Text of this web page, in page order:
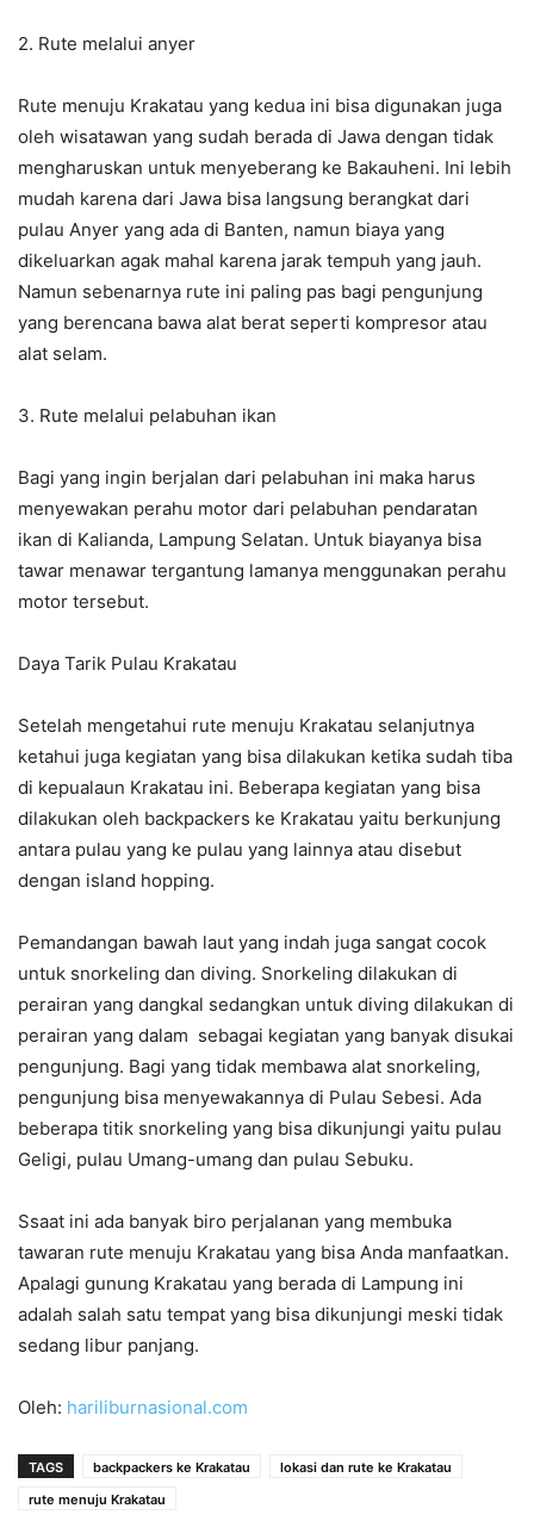
2. Rute melalui anyer
Rute menuju Krakatau yang kedua ini bisa digunakan juga
oleh wisatawan yang sudah berada di Jawa dengan tidak
mengharuskan untuk menyeberang ke Bakauheni. Ini lebih
mudah karena dari Jawa bisa langsung berangkat dari
pulau Anyer yang ada di Banten, namun biaya yang
dikeluarkan agak mahal karena jarak tempuh yang jauh.
Namun sebenarnya rute ini paling pas bagi pengunjung
yang berencana bawa alat berat seperti kompresor atau
alat selam.
3. Rute melalui pelabuhan ikan
Bagi yang ingin berjalan dari pelabuhan ini maka harus
menyewakan perahu motor dari pelabuhan pendaratan
ikan di Kalianda, Lampung Selatan. Untuk biayanya bisa
tawar menawar tergantung lamanya menggunakan perahu
motor tersebut.
Daya Tarik Pulau Krakatau
Setelah mengetahui rute menuju Krakatau selanjutnya
ketahui juga kegiatan yang bisa dilakukan ketika sudah tiba
di kepualaun Krakatau ini. Beberapa kegiatan yang bisa
dilakukan oleh backpackers ke Krakatau yaitu berkunjung
antara pulau yang ke pulau yang lainnya atau disebut
dengan island hopping.
Pemandangan bawah laut yang indah juga sangat cocok
untuk snorkeling dan diving. Snorkeling dilakukan di
perairan yang dangkal sedangkan untuk diving dilakukan di
perairan yang dalam sebagai kegiatan yang banyak disukai
pengunjung. Bagi yang tidak membawa alat snorkeling,
pengunjung bisa menyewakannya di Pulau Sebesi. Ada
beberapa titik snorkeling yang bisa dikunjungi yaitu pulau
Geligi, pulau Umang-umang dan pulau Sebuku.
Ssaat ini ada banyak biro perjalanan yang membuka
tawaran rute menuju Krakatau yang bisa Anda manfaatkan.
Apalagi gunung Krakatau yang berada di Lampung ini
adalah salah satu tempat yang bisa dikunjungi meski tidak
sedang libur panjang.
Oleh: hariliburnasional.com
TAGS backpackers ke Krakatau
lokasi dan rute ke Krakatau
rute menuju Krakatau